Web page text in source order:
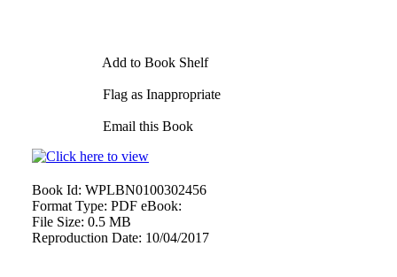
Add to Book Shelf
Flag as Inappropriate
Email this Book
Book Id: WPLBN0100302456
Format Type: PDF eBook:
File Size: 0.5 MB
Reproduction Date: 10/04/2017